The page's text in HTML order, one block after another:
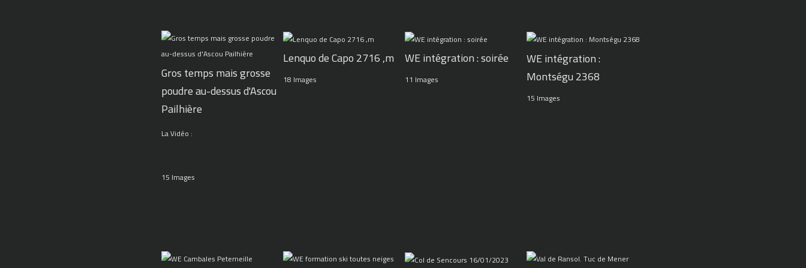
Gros temps mais grosse
poudre au-dessus d'Ascou
Pailhière
La Vidéo :
15 Images
Lenquo de Capo 2716 ,m
18 Images
WE intégration : soirée
11 Images
WE intégration :
Montségu 2368
15 Images